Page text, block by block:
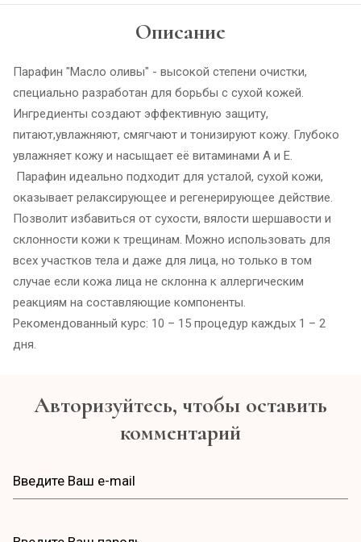
Описание
Парафин "Масло оливы" - высокой степени очистки,
специально разработан для борьбы с сухой кожей.
Ингредиенты создают эффективную защиту,
питают,увлажняют, смягчают и тонизируют кожу. Глубоко
увлажняет кожу и насыщает её витаминами A и E.
Парафин идеально подходит для усталой, сухой кожи,
оказывает релаксирующее и регенерирующее действие.
Позволит избавиться от сухости, вялости шершавости и
склонности кожи к трещинам. Можно использовать для
всех участков тела и даже для лица, но только в том
случае если кожа лица не склонна к аллергическим
реакциям на составляющие компоненты.
Рекомендованный курс: 10 – 15 процедур каждых 1 – 2
дня.
Авторизуйтесь, чтобы оставить
комментарий